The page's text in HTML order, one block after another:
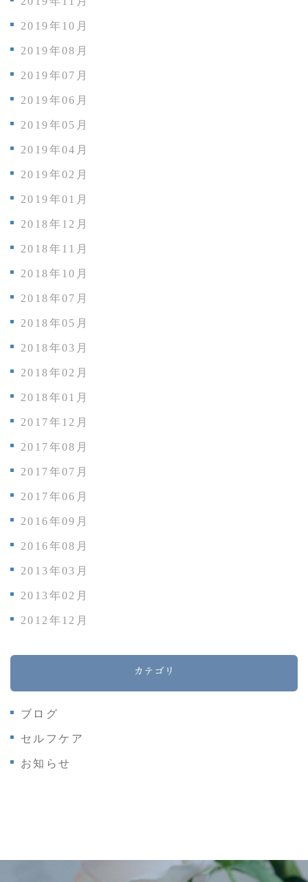
2019年10月
2019年08月
2019年07月
2019年06月
2019年05月
2019年04月
2019年02月
2019年01月
2018年12月
2018年11月
2018年10月
2018年07月
2018年05月
2018年03月
2018年02月
2018年01月
2017年12月
2017年08月
2017年07月
2017年06月
2016年09月
2016年08月
2013年03月
2013年02月
2012年12月
カテゴリ
ブログ
セルフケア
お知らせ